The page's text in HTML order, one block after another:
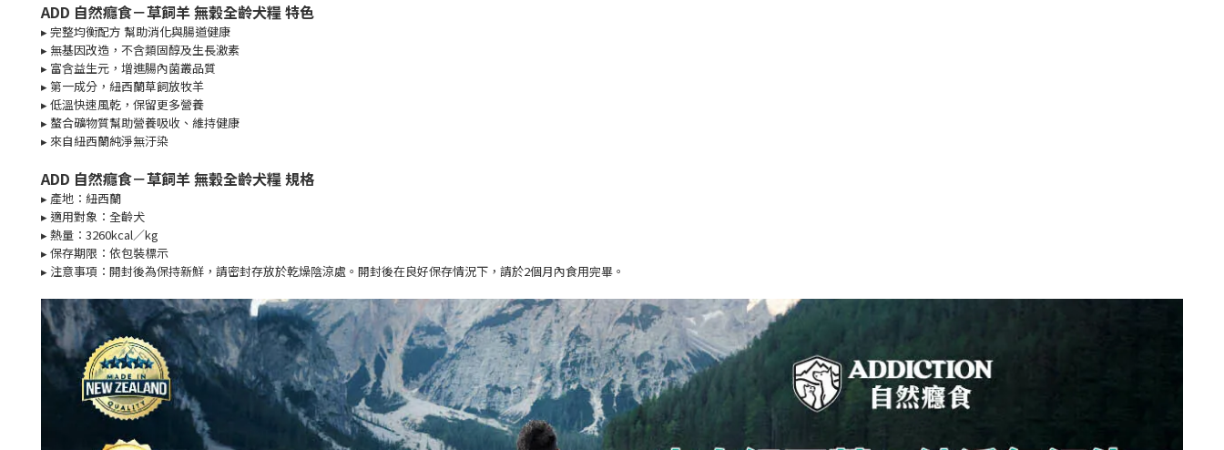
ADD 自然癮食－草飼羊 無穀全齡犬糧 特色
▸ 完整均衡配方 幫助消化與腸道健康
▸ 無基因改造，不含類固醇及生長激素
▸ 富含益生元，增進腸內菌叢品質
▸ 第一成分，紐西蘭草飼放牧羊
▸ 低溫快速風乾，保留更多營養
▸ 螯合礦物質幫助營養吸收、維持健康
▸ 來自紐西蘭純淨無汙染
ADD 自然癮食－草飼羊 無穀全齡犬糧 規格
▸ 產地：紐西蘭
▸ 適用對象：全齡犬
▸ 熱量：3260kcal／kg
▸保存期限：依包裝標示
▸ 注意事項：開封後為保持新鮮，請密封存放於乾燥陰涼處。開封後在良好保存情況下，請於2個月內食用完畢。